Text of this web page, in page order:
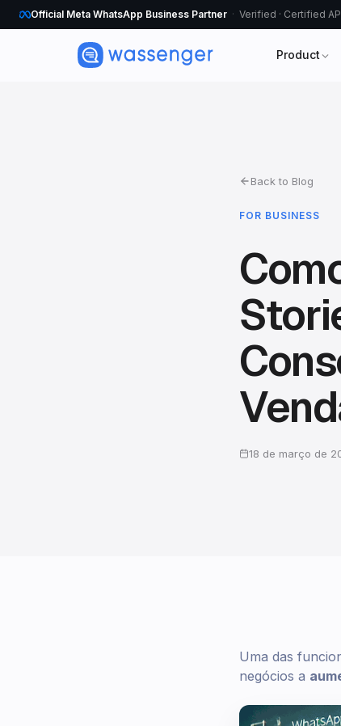
Official Meta WhatsApp Business Partner Verified · Certified
Product
Back to Blog
FOR BUSINESS
18 de março de
Uma das
negócios a